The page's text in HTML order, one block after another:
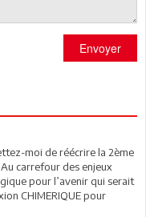
Envoyer
moi de réécrire la 2ème
carrefour des enjeux
pour l’avenir qui serait
CHIMERIQUE pour